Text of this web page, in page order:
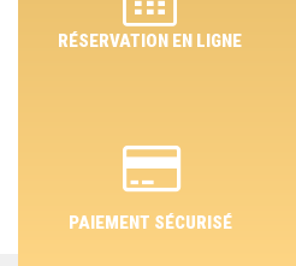
RÉSERVATION EN LIGNE
PAIEMENT SÉCURISÉ